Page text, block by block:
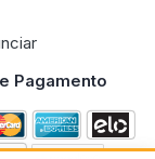
Pagamento